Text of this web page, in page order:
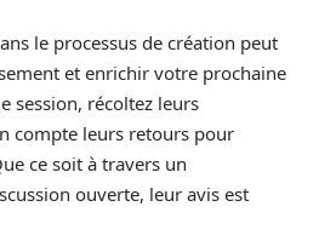
le processus de création peut
et enrichir votre prochaine
session, récoltez leurs
compte leurs retours pour
ce soit à travers un
ouverte, leur avis est